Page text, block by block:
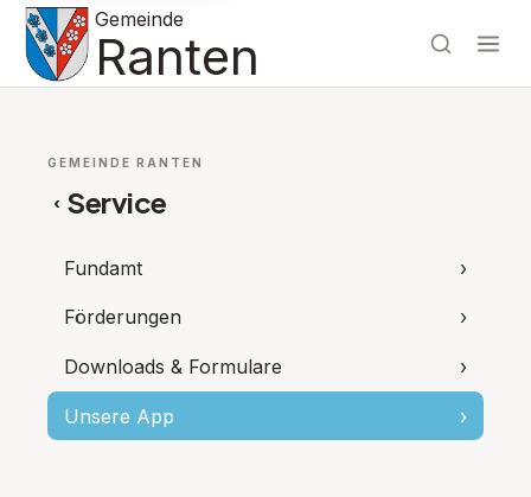
Gemeinde
Ranten
GEMEINDE RANTEN
‹ Service
Fundamt ›
Förderungen ›
Downloads & Formulare ›
Unsere App ›